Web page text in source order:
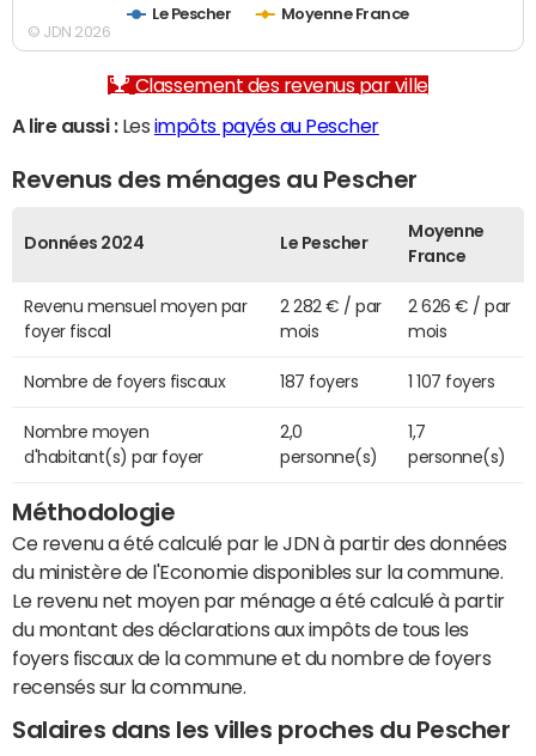
Le Pescher Moyenne France
© JDN 2026
Classement des revenus par ville
A lire aussi :Les impôts payés au Pescher
Revenus des ménages au Pescher
Données 2024 Le Pescher
Moyenne
France
Revenu mensuel moyen par
foyer fiscal
2 282 € / par
mois
2 626 € / par
mois
Nombre de foyers fiscaux 187 foyers 1 107 foyers
Nombre moyen
d'habitant(s) par foyer
2,0
personne(s)
1,7
personne(s)
Méthodologie
Ce revenu a été calculé par le JDN à partir des données
du ministère de l'Economie disponibles sur la commune.
Le revenu net moyen par ménage a été calculé à partir
du montant des déclarations aux impôts de tous les
foyers fiscaux de la commune et du nombre de foyers
recensés sur la commune.
Salaires dans les villes proches du Pescher